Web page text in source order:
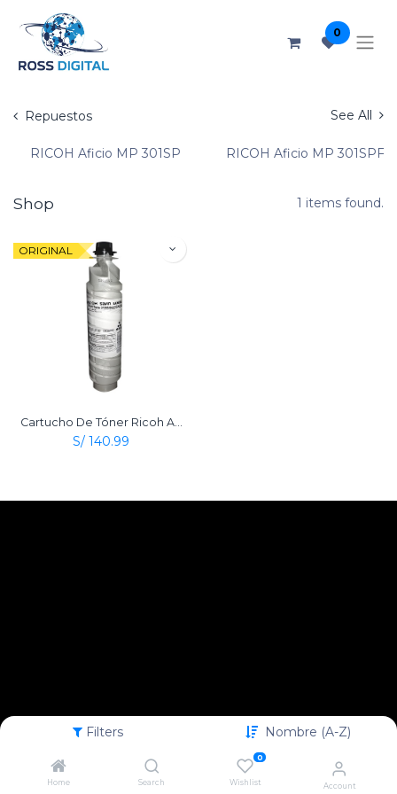
Filters Nombre (A-Z)
Home Search
0
Wishlist Account
0
Repuestos See All
RICOH Aficio MP 301SP RICOH Aficio MP 301SPF
Shop 1 items found.
ORIGINAL
S/ 140.99